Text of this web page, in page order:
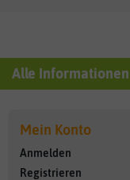
Alle
Mein Konto
Anmelden
Registrieren